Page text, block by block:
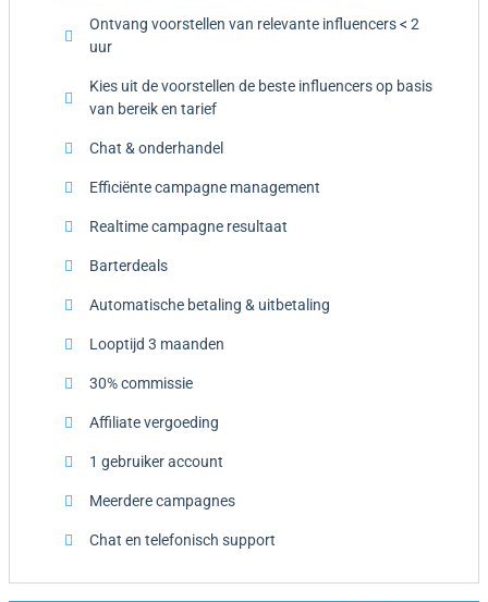
Ontvang voorstellen van relevante influencers < 2
uur
Kies uit de voorstellen de beste influencers op basis
van bereik en tarief
Chat & onderhandel
Efficiënte campagne management
Realtime campagne resultaat
Barterdeals
Automatische betaling & uitbetaling
Looptijd 3 maanden
30% commissie
Affiliate vergoeding
1 gebruiker account
Meerdere campagnes
Chat en telefonisch support